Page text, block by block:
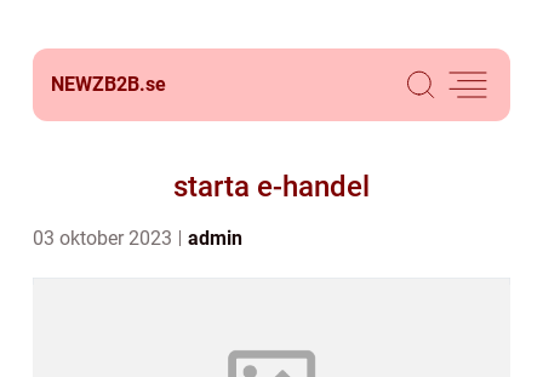
NEWZB2B.se
starta e-handel
03 oktober 2023 admin